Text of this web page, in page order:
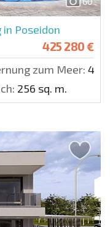
Poseidon
425 280 €
zum Meer: 400
256 sq. m.